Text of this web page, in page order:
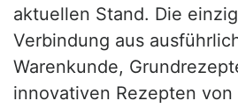
aktuellen Stand. Die
Verbindung aus
Warenkunde,
innovativen Rezepten von